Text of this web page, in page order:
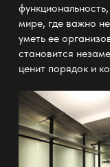
мире, где важно
уметь ее
становится
ценит порядок и